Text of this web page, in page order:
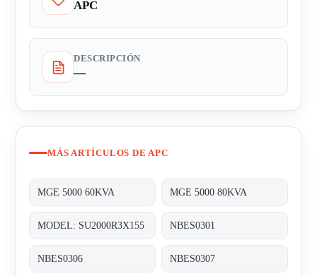
APC
DESCRIPCIÓN
—
MÁS ARTÍCULOS DE APC
MGE 5000 60KVA MGE 5000 80KVA
MODEL: SU2000R3X155 NBES0301
NBES0306 NBES0307